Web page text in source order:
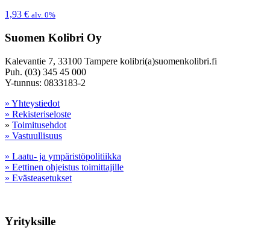
1,93 € alv. 0%
Suomen Kolibri Oy
Kalevantie 7, 33100 Tampere kolibri(a)suomenkolibri.fi
Puh. (03) 345 45 000
Y-tunnus: 0833183-2
» Yhteystiedot
» Rekisteriseloste
» Toimitusehdot
» Vastuullisuus
» Laatu- ja ympäristöpolitiikka
» Eettinen ohjeistus toimittajille
» Evästeasetukset
Yrityksille